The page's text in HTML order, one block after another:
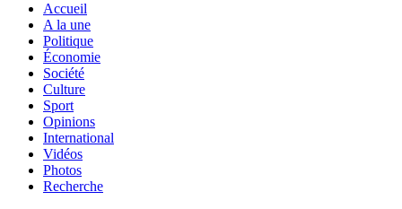
Accueil
A la une
Politique
Économie
Société
Culture
Sport
Opinions
International
Vidéos
Photos
Recherche